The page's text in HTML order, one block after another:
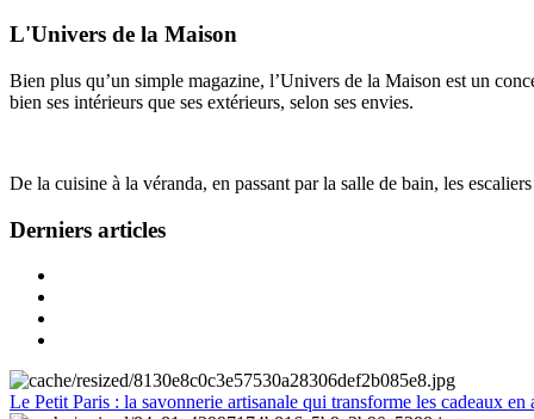
L'Univers de la Maison
Bien plus qu’un simple magazine, l’Univers de la Maison est un
bien ses intérieurs que ses extérieurs, selon ses envies.
De la cuisine à la véranda, en passant par la salle de bain, les
Derniers articles
Le Petit Paris : la savonnerie artisanale qui transforme les cadeaux en